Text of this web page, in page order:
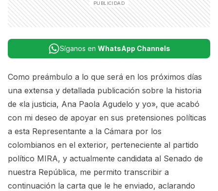
Síganos en WhatsApp Channels
Como preámbulo a lo que será en los próximos días
una extensa y detallada publicación sobre la historia
de «la justicia, Ana Paola Agudelo y yo», que acabó
con mi deseo de apoyar en sus pretensiones políticas
a esta Representante a la Cámara por los
colombianos en el exterior, perteneciente al partido
político MIRA, y actualmente candidata al Senado de
nuestra República, me permito transcribir a
continuación la carta que le he enviado, aclarando